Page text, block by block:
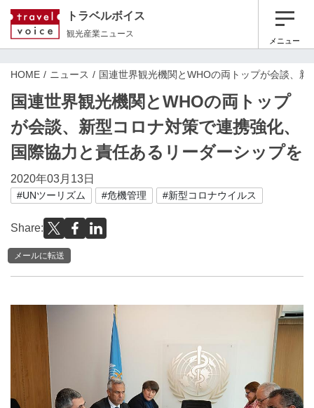
トラベルボイス
観光産業ニュース
メニュー
HOME ニュース 国連世界観光機関とWHOの両トップが会談、
国連世界観光機関とWHOの両トップ
が会談、新型コロナ対策で連携強化、
国際協力と責任あるリーダーシップを
2020年03月13日
#UNツーリズム #危機管理 #新型コロナウイルス
Share:
メールに転送